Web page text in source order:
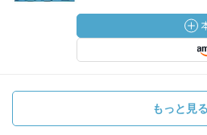
もっと見る